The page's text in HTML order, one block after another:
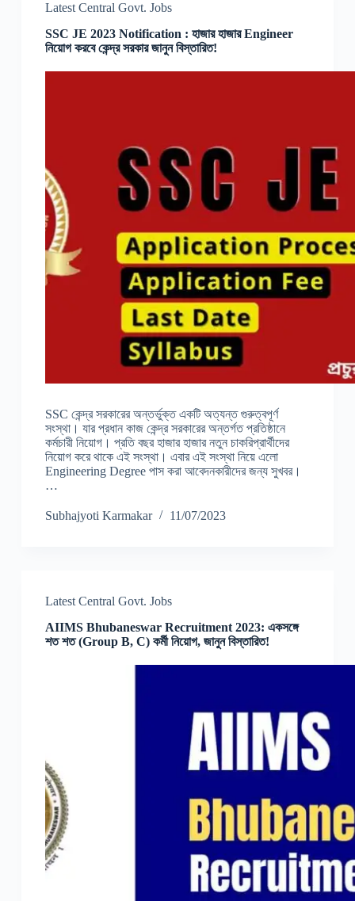
Latest Central Govt. Jobs
SSC JE 2023 Notification : হাজার হাজার Engineer
নিয়োগ করবে কেন্দ্র সরকার জানুন বিস্তারিত!
SSC কেন্দ্র সরকারের অন্তর্ভুক্ত একটি অত্যন্ত গুরুত্বপূর্ণ
সংস্থা। যার প্রধান কাজ কেন্দ্র সরকারের অন্তর্গত প্রতিষ্ঠানে
কর্মচারী নিয়োগ। প্রতি বছর হাজার হাজার নতুন চাকরিপ্রার্থীদের
নিয়োগ করে থাকে এই সংস্থা। এবার এই সংস্থা নিয়ে এলো
Engineering Degree পাস করা আবেদনকারীদের জন্য সুখবর।
…
Subhajyoti Karmakar 11/07/2023
Latest Central Govt. Jobs
AIIMS Bhubaneswar Recruitment 2023: একসঙ্গে
শত শত (Group B, C) কর্মী নিয়োগ, জানুন বিস্তারিত!